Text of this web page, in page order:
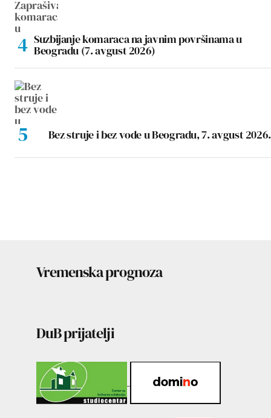
Suzbijanje komaraca na javnim površinama u
Beogradu (7. avgust 2026)
Bez struje i bez vode u Beogradu, 7. avgust 2026.
Vremenska prognoza
DuB prijatelji